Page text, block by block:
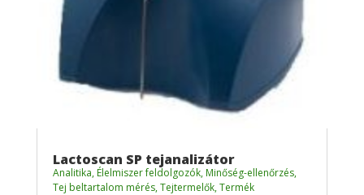
Lactoscan SP tejanalizátor
Analitika, Élelmiszer feldolgozók, Minőség-ellenőrzés,
Tej beltartalom mérés,Tejtermelők,Termék